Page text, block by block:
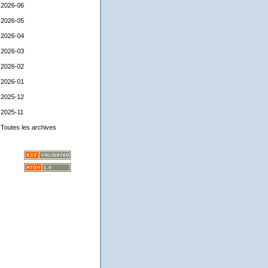
2026-06
2026-05
2026-04
2026-03
2026-02
2026-01
2025-12
2025-11
Toutes les archives